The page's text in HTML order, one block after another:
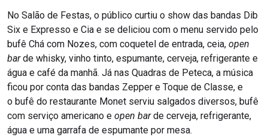
No Salão de Festas, o público curtiu o show das bandas Dib
Six e Expresso e Cia e se deliciou com o menu servido pelo
bufê Chá com Nozes, com coquetel de entrada, ceia, open
barde whisky, vinho tinto, espumante, cerveja, refrigerante e
água e café da manhã. Já nas Quadras de Peteca, a música
ficou por conta das bandas Zepper e Toque de Classe, e
o bufê do restaurante Monet serviu salgados diversos, bufê
com serviço americano e open barde cerveja, refrigerante,
água e uma garrafa de espumante por mesa.